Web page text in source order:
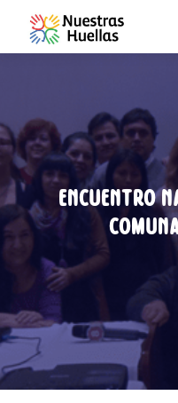
Saltar al contenido
Encuentro